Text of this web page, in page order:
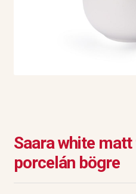
Saara white
porcelán bögre